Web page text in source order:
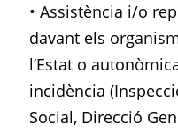
• Assistència i/o
davant els
l’Estat o
incidència
Social, Direcció